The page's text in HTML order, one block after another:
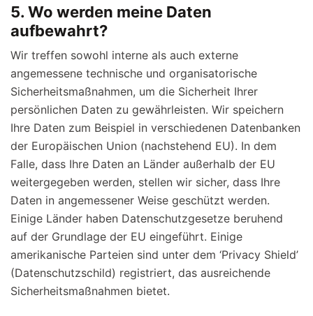
5. Wo werden meine Daten
aufbewahrt?
Wir treffen sowohl interne als auch externe
angemessene technische und organisatorische
Sicherheitsmaßnahmen, um die Sicherheit Ihrer
persönlichen Daten zu gewährleisten. Wir speichern
Ihre Daten zum Beispiel in verschiedenen Datenbanken
der Europäischen Union (nachstehend EU). In dem
Falle, dass Ihre Daten an Länder außerhalb der EU
weitergegeben werden, stellen wir sicher, dass Ihre
Daten in angemessener Weise geschützt werden.
Einige Länder haben Datenschutzgesetze beruhend
auf der Grundlage der EU eingeführt. Einige
amerikanische Parteien sind unter dem ‘Privacy Shield’
(Datenschutzschild) registriert, das ausreichende
Sicherheitsmaßnahmen bietet.